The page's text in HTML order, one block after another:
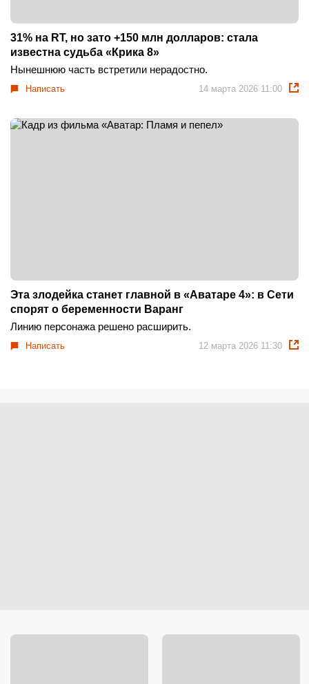
31% на RT, но зато +150 млн долларов: стала
известна судьба «Крика 8»
Нынешнюю часть встретили нерадостно.
Написать 14 марта 2026 11:00
Эта злодейка станет главной в «Аватаре 4»: в Сети
спорят о беременности Варанг
Линию персонажа решено расширить.
Написать 12 марта 2026 11:30